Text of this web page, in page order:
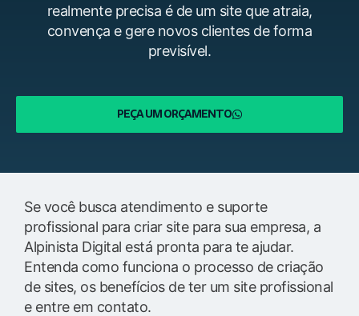
realmente precisa é de um site que atraia,
convença e gere novos clientes de forma
previsível.
PEÇA UM ORÇAMENTO
Se você busca atendimento e suporte
profissional para criar site para sua empresa, a
Alpinista Digital está pronta para te ajudar.
Entenda como funciona o processo de criação
de sites, os benefícios de ter um site profissional
e entre em contato.